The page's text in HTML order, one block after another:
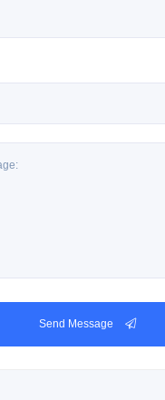
Send Message